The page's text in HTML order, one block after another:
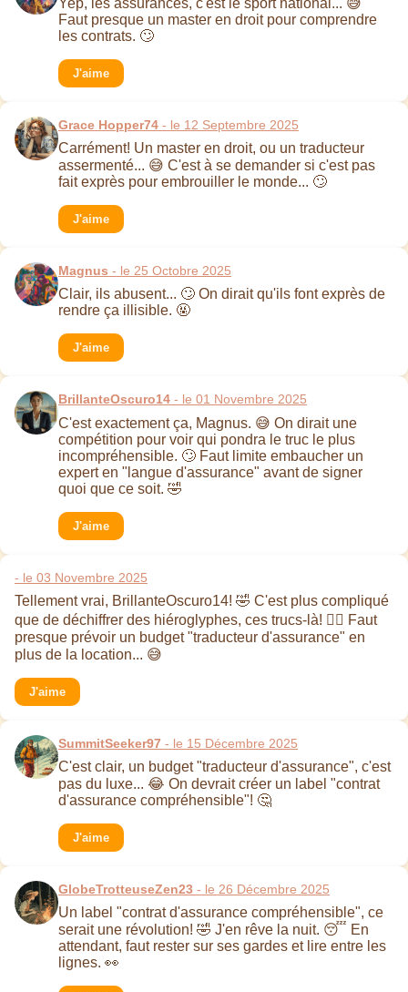
Yep, les assurances, c'est le sport national... 😅
Faut presque un master en droit pour comprendre
les contrats. 🙄
J'aime
Grace Hopper74 - le 12 Septembre 2025
Carrément! Un master en droit, ou un traducteur
assermenté... 😅 C'est à se demander si c'est pas
fait exprès pour embrouiller le monde... 🙄
J'aime
Magnus - le 25 Octobre 2025
Clair, ils abusent... 🙄 On dirait qu'ils font exprès de
rendre ça illisible. 🤬
J'aime
BrillanteOscuro14 - le 01 Novembre 2025
C'est exactement ça, Magnus. 😅 On dirait une
compétition pour voir qui pondra le truc le plus
incompréhensible. 🙄 Faut limite embaucher un
expert en "langue d'assurance" avant de signer
quoi que ce soit. 🤣
J'aime
- le 03 Novembre 2025
Tellement vrai, BrillanteOscuro14! 🤣 C'est plus compliqué
que de déchiffrer des hiéroglyphes, ces trucs-là! 🤦‍♀️ Faut
presque prévoir un budget "traducteur d'assurance" en
plus de la location... 😅
J'aime
SummitSeeker97 - le 15 Décembre 2025
C'est clair, un budget "traducteur d'assurance", c'est
pas du luxe... 😂 On devrait créer un label "contrat
d'assurance compréhensible"! 🤔
J'aime
GlobeTrotteuseZen23 - le 26 Décembre 2025
Un label "contrat d'assurance compréhensible", ce
serait une révolution! 🤣 J'en rêve la nuit. 😴 En
attendant, faut rester sur ses gardes et lire entre les
lignes. 👀